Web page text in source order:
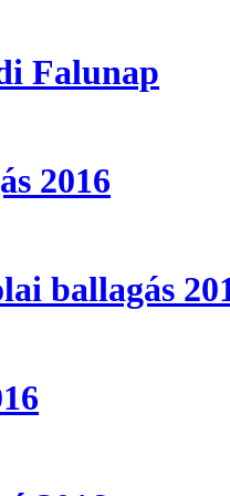
Falunap
2016
ballagás